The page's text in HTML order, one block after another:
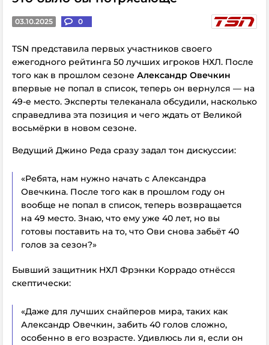
03.10.2025 0
TSN представила первых участников своего
ежегодного рейтинга 50 лучших игроков НХЛ. После
того как в прошлом сезоне Александр Овечкин
впервые не попал в список, теперь он вернулся — на
49-е место. Эксперты телеканала обсудили, насколько
справедлива эта позиция и чего ждать от Великой
восьмёрки в новом сезоне.
Ведущий Джино Реда сразу задал тон дискуссии:
«Ребята, нам нужно начать с Александра
Овечкина. После того как в прошлом году он
вообще не попал в список, теперь возвращается
на 49 место. Знаю, что ему уже 40 лет, но вы
готовы поставить на то, что Ови снова забьёт 40
голов за сезон?»
Бывший защитник НХЛ Фрэнки Коррадо отнёсся
скептически:
«Даже для лучших снайперов мира, таких как
Александр Овечкин, забить 40 голов сложно,
особенно в его возрасте. Удивлюсь ли я, если он